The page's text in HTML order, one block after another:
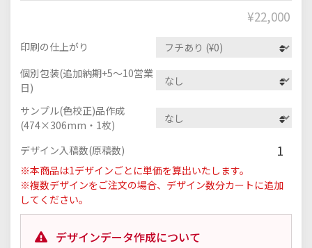
¥22,000
印刷の仕上がり
個別包装(追加納期+5～10営業
日)
サンプル(色校正)品作成
(474×306mm・1枚)
デザイン入稿数(原稿数)
1
※本商品は1デザインごとに単価を算出いたします。
※複数デザインをご注文の場合、デザイン数分カートに追加
してください。
デザインデータ作成について